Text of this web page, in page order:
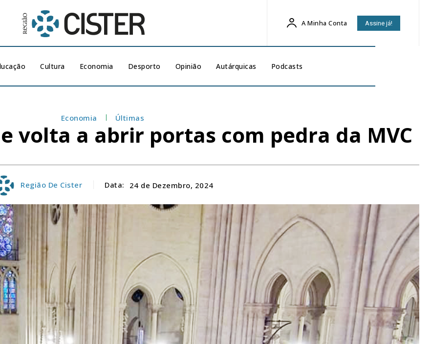
A Minha Conta Assine já!
Cultura Economia Desporto Opinião Autárquicas Podcasts
Economia Últimas
volta a abrir portas com pedra da MVC
Região De Cister Data: 24 de Dezembro, 2024